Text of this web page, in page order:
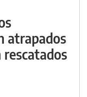
atrapados